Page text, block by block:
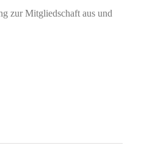
zur Mitgliedschaft aus und